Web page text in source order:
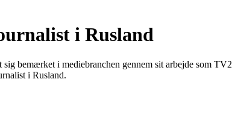
i Rusland
bemærket i mediebranchen gennem sit arbejde som
i Rusland.